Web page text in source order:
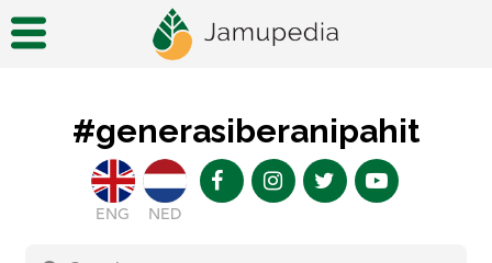
#generasiberanipahit
ENG NED